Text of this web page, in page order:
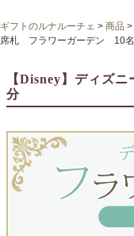
プチギフト
ウェイトドール
子育て卒業証書
ウェルカムボード
クロックギフト
ギフトのルナルーチェ > 商品 >
席札 フラワーガーデン 10
【Disney】ディズ
分